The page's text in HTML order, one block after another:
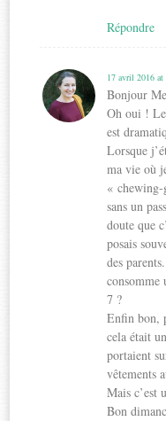
Répondre
17 avril 2016
Bonjour
Oh oui !
est
Lorsque
ma vie où
« chewing-
sans un
doute que
posais
des
consomme
7 ?
Enfin bon,
cela était
portaient
vêtements
Mais c’est
Bon